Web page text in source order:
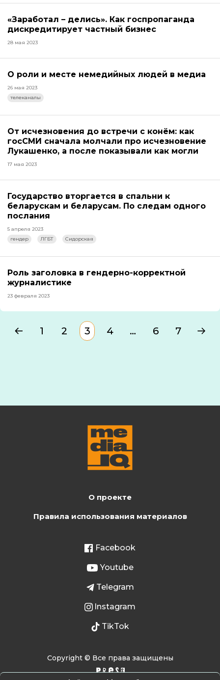
«Заработал – делись». Как госпропаганда
дискредитирует частный бизнес
28 мая 2023
О роли и месте немедийных людей в медиа
26 мая 2023
телеканалы
От исчезновения до встречи с конём: как
госСМИ сначала молчали про исчезновение
Лукашенко, а после показывали как могли
17 мая 2023
Государство вторгается в спальни к
беларускам и беларусам. По следам одного
послания
5 апреля 2023
гендер
ЛГБТ Сидорская
Роль заголовка в гендерно-корректной
журналистике
23 февраля 2023
1 2 3 4 … 6 7
О проекте
Правила использования материалов
Facebook
Youtube
Telegram
Instagram
TikTok
Copyright © Все права защищены